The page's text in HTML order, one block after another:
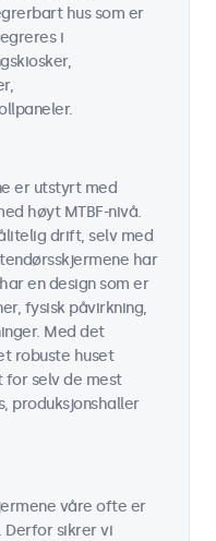
hus som er
i
er utstyrt med
høyt MTBF-nivå.
drift, selv med
har
en design som er
fysisk påvirkning,
Med det
robuste huset
for selv de mest
produksjonshaller
våre ofte er
Derfor sikrer vi